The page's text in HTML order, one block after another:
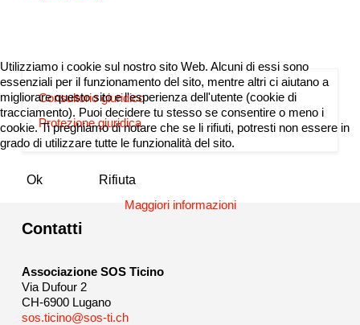
Consultorio giuridico
Protezione giuridica
Contatti
Associazione SOS Ticino
Via Dufour 2
CH-6900 Lugano
sos.ticino@sos-ti.ch
Utilizziamo i cookie sul nostro sito Web. Alcuni di essi sono
essenziali per il funzionamento del sito, mentre altri ci aiutano a
migliorare questo sito e l'esperienza dell'utente (cookie di
tracciamento). Puoi decidere tu stesso se consentire o meno i
cookie. Ti preghiamo di notare che se li rifiuti, potresti non essere in
grado di utilizzare tutte le funzionalità del sito.
Ok
Rifiuta
Maggiori informazioni